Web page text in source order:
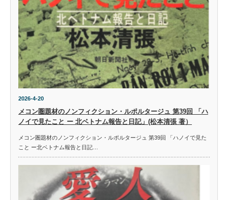
2026-4-20
メコン圏題材のノンフィクション・ルポルタージュ 第39回 「ハ
ノイで見たこと ー 北ベトナム報告と日記」(松本清張 著）
メコン圏題材のノンフィクション・ルポルタージュ 第39回 「ハノイで見た
こと ー北ベトナム報告と日記…